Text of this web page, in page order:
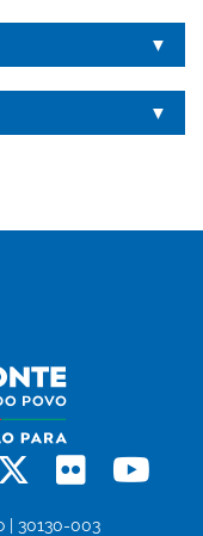
Whatsapp
X Flickr
| 30130-003